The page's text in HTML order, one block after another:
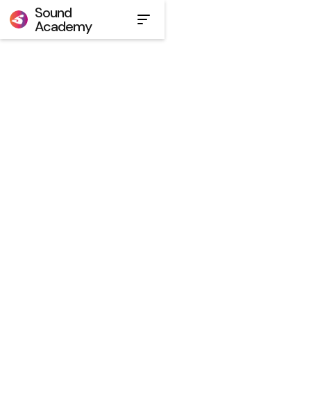
Sound
Academy